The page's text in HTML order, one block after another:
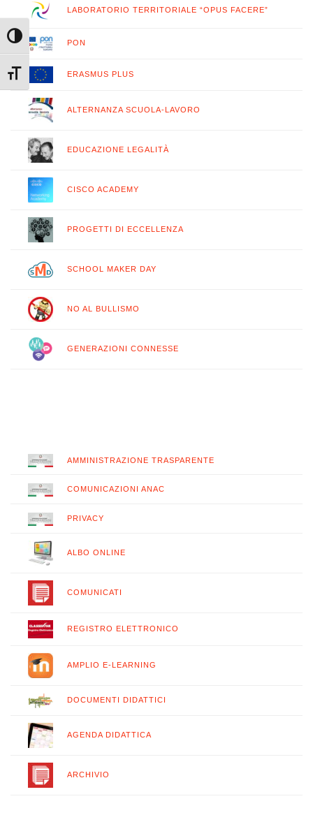
Attiva/disattiva alto contrasto
Attiva/disattiva dimensione testo
LABORATORIO TERRITORIALE “OPUS FACERE”
PON
ERASMUS PLUS
ALTERNANZA SCUOLA-LAVORO
EDUCAZIONE LEGALITÀ
CISCO ACADEMY
PROGETTI DI ECCELLENZA
SCHOOL MAKER DAY
NO AL BULLISMO
GENERAZIONI CONNESSE
AMMINISTRAZIONE TRASPARENTE
COMUNICAZIONI ANAC
PRIVACY
ALBO ONLINE
COMUNICATI
REGISTRO ELETTRONICO
AMPLIO E-LEARNING
DOCUMENTI DIDATTICI
AGENDA DIDATTICA
ARCHIVIO